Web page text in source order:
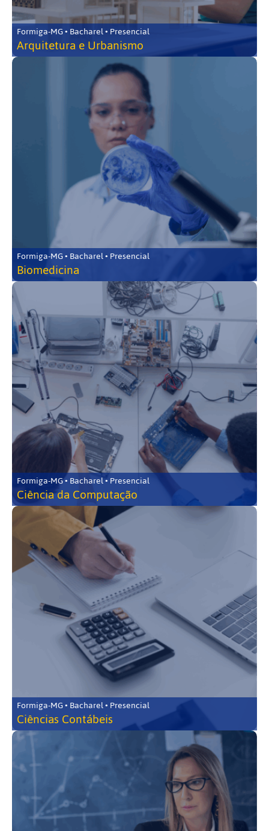
Formiga-MG • Bacharel • Presencial
Arquitetura e Urbanismo
Formiga-MG • Bacharel • Presencial
Biomedicina
Formiga-MG • Bacharel • Presencial
Ciência da Computação
Formiga-MG • Bacharel • Presencial
Ciências Contábeis